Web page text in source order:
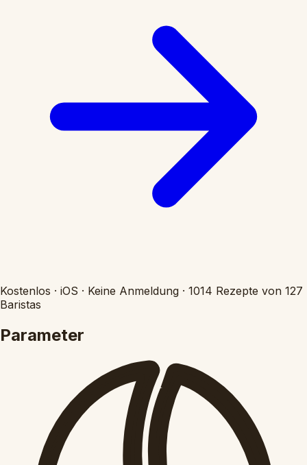
Kostenlos · iOS · Keine Anmeldung · 1014 Rezepte von 127
Baristas
Parameter